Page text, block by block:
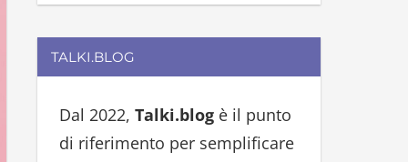
a
r
c
f
o
c
TALKI.BLOG
Dal 2022, Talki.blogè il punto
di riferimento per semplificare